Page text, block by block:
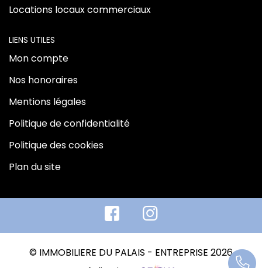
Locations locaux commerciaux
LIENS UTILES
Mon compte
Nos honoraires
Mentions légales
Politique de confidentialité
Politique des cookies
Plan du site
© IMMOBILIERE DU PALAIS - ENTREPRISE 2026